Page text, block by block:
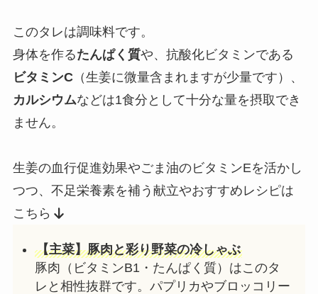
このタレは調味料です。
身体を作るたんぱく質や、抗酸化ビタミンである
ビタミンC（生姜に微量含まれますが少量です）、
カルシウムなどは1食分として十分な量を摂取でき
ません。
生姜の血行促進効果やごま油のビタミンEを活かし
つつ、不足栄養素を補う献立やおすすめレシピは
こちら
【主菜】豚肉と彩り野菜の冷しゃぶ
豚肉（ビタミンB1・たんぱく質）はこのタ
レと相性抜群です。パプリカやブロッコリー